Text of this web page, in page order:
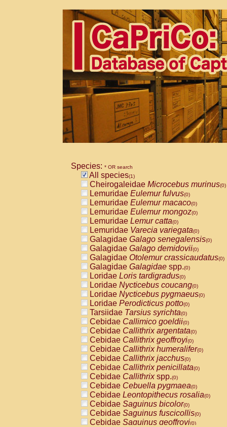
Species: * OR search
All species(1)
Cheirogaleidae Microcebus murinus(0)
Lemuridae Eulemur fulvus(0)
Lemuridae Eulemur macaco(0)
Lemuridae Eulemur mongoz(0)
Lemuridae Lemur catta(0)
Lemuridae Varecia variegata(0)
Galagidae Galago senegalensis(0)
Galagidae Galago demidovii(0)
Galagidae Otolemur crassicaudatus(0)
Galagidae Galagidae spp.(0)
Loridae Loris tardigradus(0)
Loridae Nycticebus coucang(0)
Loridae Nycticebus pygmaeus(0)
Loridae Perodicticus potto(0)
Tarsiidae Tarsius syrichta(0)
Cebidae Callimico goeldii(0)
Cebidae Callithrix argentata(0)
Cebidae Callithrix geoffroyi(0)
Cebidae Callithrix humeralifer(0)
Cebidae Callithrix jacchus(0)
Cebidae Callithrix penicillata(0)
Cebidae Callithrixspp.(0)
Cebidae Cebuella pygmaea(0)
Cebidae Leontopithecus rosalia(0)
Cebidae Saguinus bicolor(0)
Cebidae Saguinus fuscicollis(0)
Cebidae Saguinus geoffroyi(0)